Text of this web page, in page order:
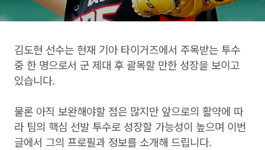
김도현 선수는 현재 기아 타이거즈에서 주목받는 투수
중 한 명으로서 군 제대 후 괄목할 만한 성장을 보이고
있습니다.
물론 아직 보완해야할 점은 많지만 앞으로의 활약에 따
라 팀의 핵심 선발 투수로 성장할 가능성이 높으며 이번
글에서 그의 프로필과 정보를 소개해 드립니다.